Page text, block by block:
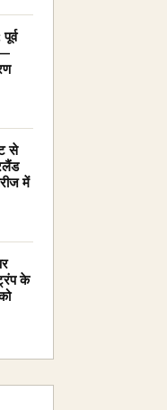
—
से
में
के